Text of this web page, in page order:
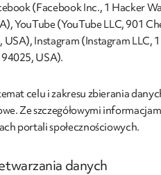
(Facebook Inc., 1 Hacker
YouTube (YouTube LLC, 901
USA), Instagram (Instagram LLC,
USA).
celu i zakresu zbierania
Ze szczegółowymi
portali społecznościowych.
danych